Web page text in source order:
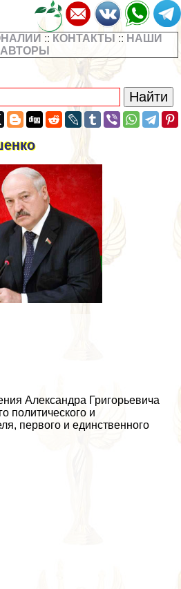
:: КОНТАКТЫ :: НАШИ
АВТОРЫ
Александра Григорьевича
политического и
первого и единственного